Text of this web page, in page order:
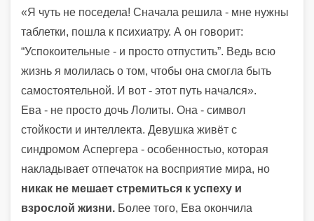
«Я чуть не поседела! Сначала решила - мне нужны
таблетки, пошла к психиатру. А он говорит:
“Успокоительные - и просто отпустить”. Ведь всю
жизнь я молилась о том, чтобы она смогла быть
самостоятельной. И вот - этот путь начался».
Ева - не просто дочь Лолиты. Она - символ
стойкости и интеллекта. Девушка живёт с
синдромом Аспергера - особенностью, которая
накладывает отпечаток на восприятие мира, но
никак не мешает стремиться к успеху и
взрослой жизни. Более того, Ева окончила